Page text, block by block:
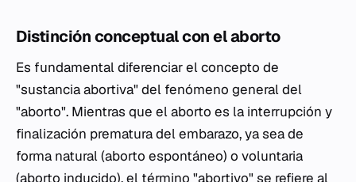
Distinción conceptual con el aborto
Es fundamental diferenciar el concepto de
"sustancia abortiva" del fenómeno general del
"aborto". Mientras que el aborto es la interrupción y
finalización prematura del embarazo, ya sea de
forma natural (aborto espontáneo) o voluntaria
(aborto inducido), el término "abortivo" se refiere al